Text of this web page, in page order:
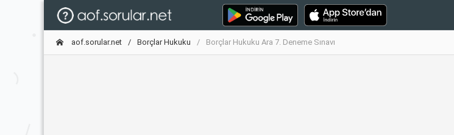
aof.sorular.net Borçlar Hukuku Borçlar Hukuku Ara 7. Deneme Sınavı